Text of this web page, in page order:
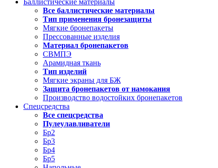
Баллистические материалы
Все баллистические материалы
Тип применения бронезащиты
Мягкие бронепакеты
Прессованные изделия
Материал бронепакетов
СВМПЭ
Арамидная ткань
Тип изделий
Мягкие экраны для БЖ
Защита бронепакетов от намокания
Производство водостойких бронепакетов
Спецсредства
Все спецсредства
Пулеулавливатели
Бр2
Бр3
Бр4
Бр5